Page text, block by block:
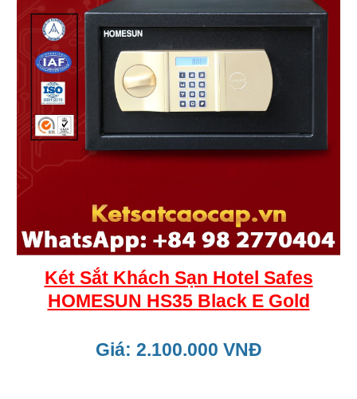
Két Sắt Khách Sạn Hotel Safes
HOMESUN HS35 Black E Gold
Giá: 2.100.000 VNĐ